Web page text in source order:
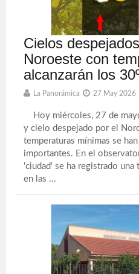
Cielos
Noroeste con
alcanzarán los
La Panorámica 27 May 2026
Hoy miércoles, 27 de
y cielo despejado por el
temperaturas mínimas se
importantes. En el
'ciudad' se ha registrado una
en las ...